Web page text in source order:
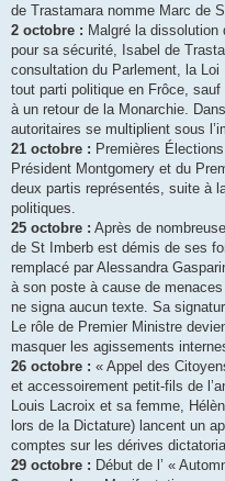
de Trastamara nomme Marc de
2 octobre : Malgré la dissolution
pour sa sécurité, Isabel de
consultation du Parlement, la
tout parti politique en Frôce,
à un retour de la Monarchie.
autoritaires se multiplient sous
21 octobre : Premières
Président Montgomery et du
deux partis représentés, suite à
politiques.
25 octobre : Après de
de St Imberb est démis de ses
remplacé par Alessandra
à son poste à cause de
ne signa aucun texte. Sa
Le rôle de Premier Ministre
masquer les agissements
26 octobre : « Appel des
et accessoirement petit-fils de
Louis Lacroix et sa femme,
lors de la Dictature) lancent un
comptes sur les dérives
29 octobre : Début de l’ «